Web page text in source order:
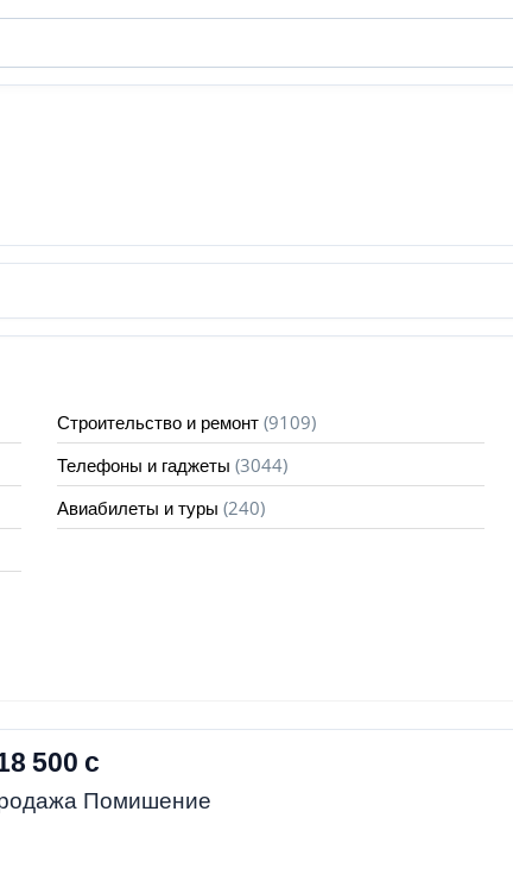
Строительство и ремонт (9109)
Телефоны и гаджеты (3044)
Авиабилеты и туры (240)
500 с
Помишение